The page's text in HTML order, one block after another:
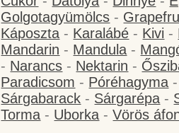
Golgotagyümölcs -
Káposzta - Karalábé - Kivi -
Mandarin - Mandula -
- Narancs - Nektarin -
Paradicsom - Póréhagyma
Sárgabarack - Sárgarépa -
Torma - Uborka -Vörös